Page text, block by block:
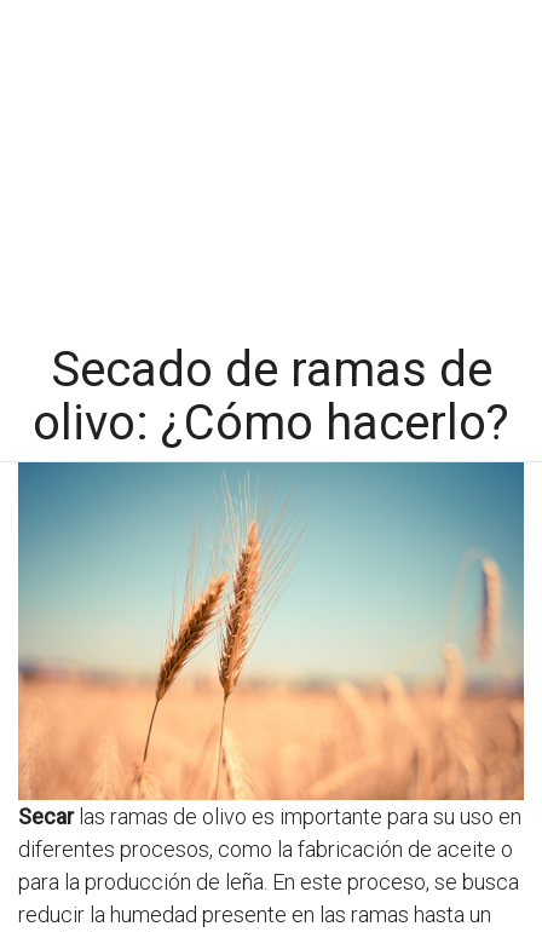
Secado de ramas de
olivo: ¿Cómo hacerlo?
Secarlas ramas de olivo es importante para su uso en
diferentes procesos, como la fabricación de aceite o
para la producción de leña. En este proceso, se busca
reducir la humedad presente en las ramas hasta un